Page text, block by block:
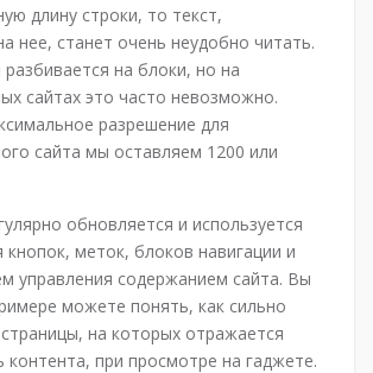
длину строки, то текст,
нее, станет очень неудобно читать.
на блоки, но на
сайтах это часто невозможно.
разрешение для
сайта мы оставляем 1200 или
обновляется и используется
кнопок, меток, блоков навигации и
управления содержанием сайта. Вы
можете понять, как сильно
на которых отражается
контента, при просмотре на гаджете.